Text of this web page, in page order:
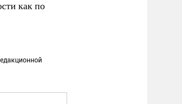
как по